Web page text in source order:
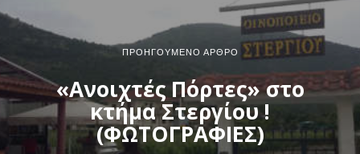
ΠΡΟΗΓΟΎΜΕΝΟ ΆΡΘΡΟ
«Ανοιχτές Πόρτες» στο
κτήμα Στεργίου !
(ΦΩΤΟΓΡΑΦΙΕΣ)